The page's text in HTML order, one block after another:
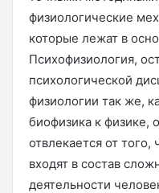
физиологические
которые лежат в
Психофизиология,
психологической
физиологии так же,
биофизика к физике,
отвлекается от
входят в состав
деятельности